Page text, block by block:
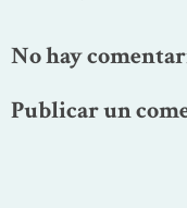
No hay
Publicar un